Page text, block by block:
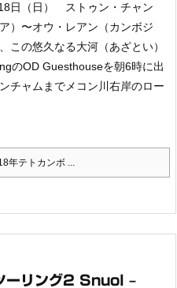
日（日） ストゥン・チャン
ア）〜オウ・レアン（カンボジ
この悠久なる大河（あざとい）
のOD Guesthouseを朝6時に出
チャムまでメコン川右岸のロー
年テトカンボ ...
ーリング2 Snuol –